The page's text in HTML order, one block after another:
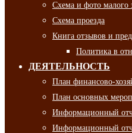
Схема и фото малого
Схема проезда
Книга отзывов и
Политика в
ДЕЯТЕЛЬНОСТЬ
План финансово-
План основных
Информационный
Информационный